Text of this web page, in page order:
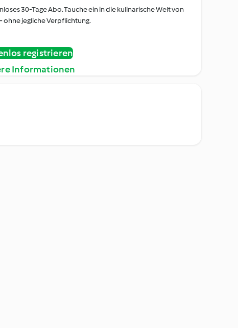
30-Tage Abo. Tauche ein in die kulinarische Welt von
jegliche Verpflichtung.
registrieren
Informationen